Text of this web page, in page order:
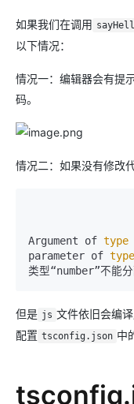
如果我们在调用
以下情况：
情况一：编辑器会有提
码。
情况二：如果没有修改
Argument of type
parameter of type
类型“number”不能
但是 js 文件依旧会编
配置 tsconfig.json 中